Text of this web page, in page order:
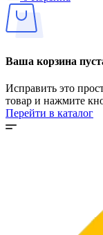
Ваша корзина
Исправить это
товар и нажмите
Перейти в каталог